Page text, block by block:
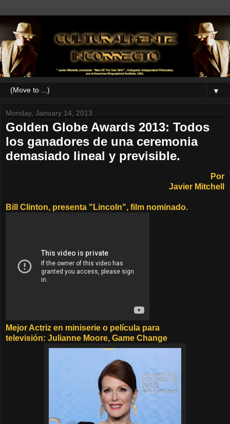
▼
Monday, January 14, 2013
Golden Globe Awards 2013: Todos
los ganadores de una ceremonia
demasiado lineal y previsible.
Por
Javier Mitchell
Bill Clinton, presenta "Lincoln", film nominado.
Mejor Actriz en miniserie o película para
televisión: Julianne Moore, Game Change